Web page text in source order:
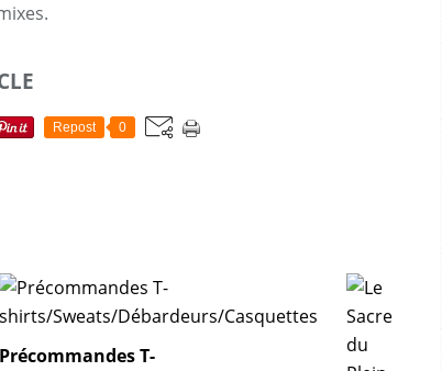
Repost 0
Précommandes T-